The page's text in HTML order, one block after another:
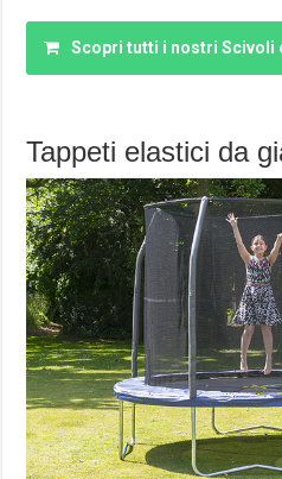
Scopri tutti i nostri Scivoli
Tappeti elastici da